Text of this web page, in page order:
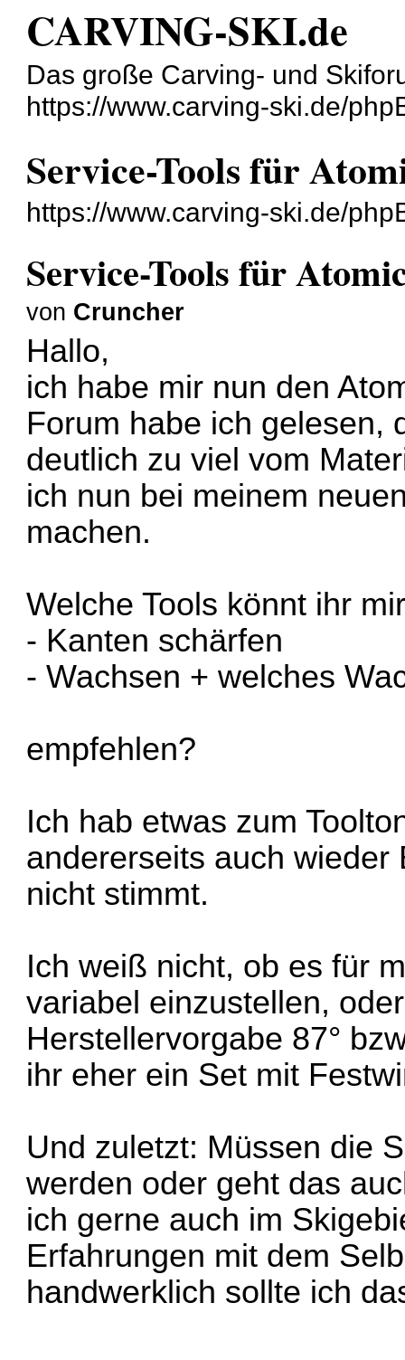
CARVING-SKI.de
Das große Carving- und
https://www.carving-ski.de/
Service-Tools für
https://www.carving-ski.de/
Service-Tools für
von Cruncher
Hallo,
ich habe mir nun den
Forum habe ich gelesen,
deutlich zu viel vom
ich nun bei meinem
machen.
Welche Tools könnt ihr
- Kanten schärfen
- Wachsen + welches
empfehlen?
Ich hab etwas zum
andererseits auch
nicht stimmt.
Ich weiß nicht, ob es für
variabel einzustellen,
Herstellervorgabe 87°
ihr eher ein Set mit
Und zuletzt: Müssen die
werden oder geht das
ich gerne auch im
Erfahrungen mit dem
handwerklich sollte ich